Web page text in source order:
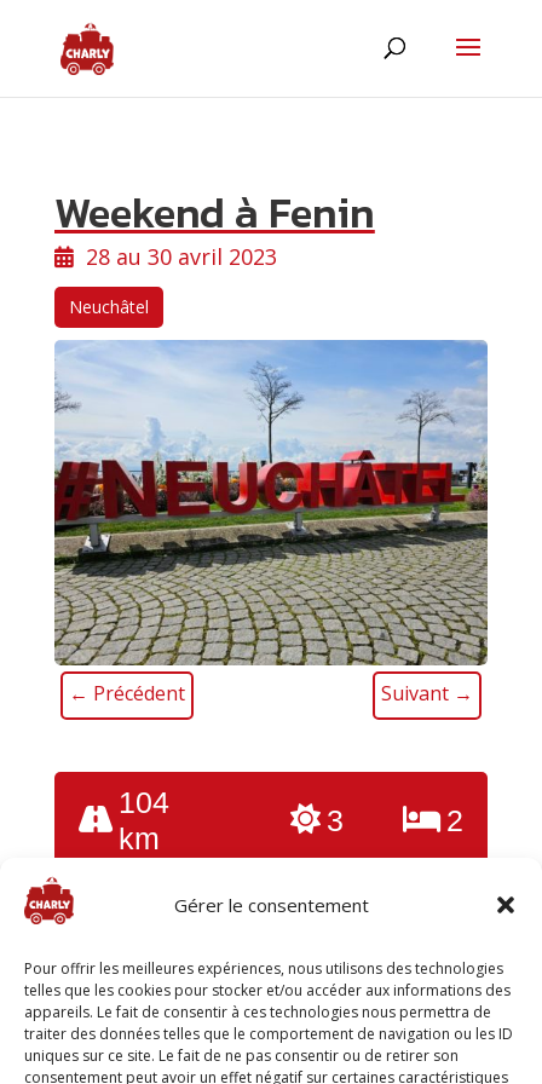
Gérer le consentement
Pour offrir les meilleures expériences, nous utilisons des technologies
telles que les cookies pour stocker et/ou accéder aux informations des
appareils. Le fait de consentir à ces technologies nous permettra de
traiter des données telles que le comportement de navigation ou les ID
uniques sur ce site. Le fait de ne pas consentir ou de retirer son
consentement peut avoir un effet négatif sur certaines caractéristiques
Weekend à Fenin
28 au 30 avril 2023
Neuchâtel
← Précédent Suivant →
104
km
3 2
Merci de vous
toutes les photos
ChatBot de MyCharly
Hello! Que désirez-vous savoir ?